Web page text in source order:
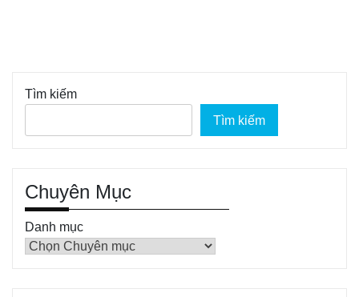
Tìm kiếm
Tìm kiếm
Chuyên Mục
Danh mục